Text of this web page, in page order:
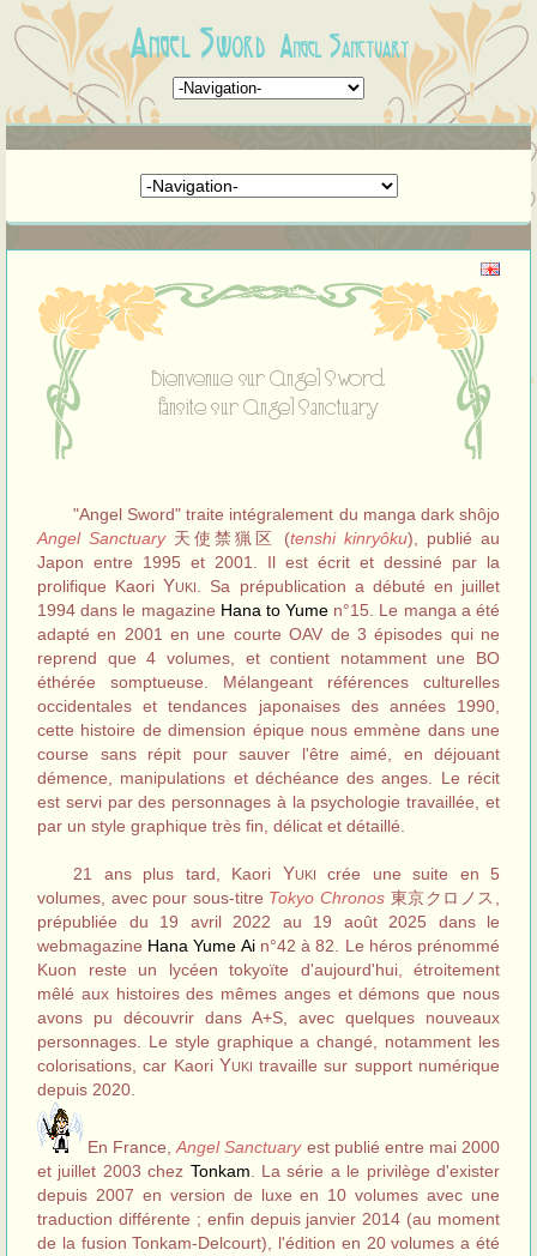
Angel Sword Angel Sanctuary
Bienvenue sur Angel Sword
fansite sur Angel Sanctuary
"Angel Sword" traite intégralement du manga dark shôjo
Angel Sanctuary天使禁猟区 (tenshi kinryôku), publié au
Japon entre 1995 et 2001. Il est écrit et dessiné par la
prolifique KaoriYuki . Sa prépublication a débuté en juillet
1994 dans le magazine Hana to Yume n°15. Le manga a été
adapté en 2001 en une courte OAV de 3 épisodes qui ne
reprend que 4 volumes, et contient notamment une BO
éthérée somptueuse. Mélangeant références culturelles
occidentales et tendances japonaises des années 1990,
cette histoire de dimension épique nous emmène dans une
course sans répit pour sauver l'être aimé, en déjouant
démence, manipulations et déchéance des anges. Le récit
est servi par des personnages à la psychologie travaillée, et
par un style graphique très fin, délicat et détaillé.
21 ans plus tard, Kaori Yuki crée une suite en 5
volumes, avec pour sous-titre Tokyo Chronos東京クロノス,
prépubliée du 19 avril 2022 au 19 août 2025 dans le
webmagazine Hana Yume Ain°42 à 82. Le héros prénommé
Kuon reste un lycéen tokyoïte d'aujourd'hui, étroitement
mêlé aux histoires des mêmes anges et démons que nous
avons pu découvrir dans A+S, avec quelques nouveaux
personnages. Le style graphique a changé, notamment les
colorisations, car Kaori Yuki travaille sur support numérique
depuis 2020.
En France,Angel Sanctuaryest publié entre mai 2000
et juillet 2003 chez Tonkam . La série a le privilège d'exister
depuis 2007 en version de luxe en 10 volumes avec une
traduction différente ; enfin depuis janvier 2014 (au moment
de la fusion Tonkam-Delcourt), l'édition en 20 volumes a été